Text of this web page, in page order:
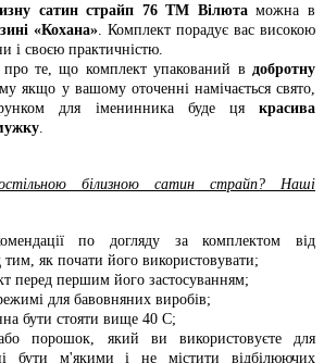
сатин страйп 76 ТМ Вілютаможна в
«Кохана» . Комплект порадує вас високою
і своєю практичністю.
про те, що комплект упакований в добротну
якщо у вашому оточенні намічається свято,
для іменинника буде ця красива
білизною сатин страйп? Наші
по догляду за комплектом від
як почати його використовувати;
перед першим його застосуванням;
для бавовняних виробів;
бути стояти вище 40 С;
порошок, який ви використовуєте для
бути м'якими і не містити відбілюючих